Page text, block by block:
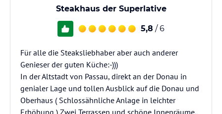
Steakhaus der Superlative
5,8 / 6
Für alle die Steaksliebhaber aber auch anderer
Genieser der guten Küche:-)))
In der Altstadt von Passau, direkt an der Donau in
genialer Lage und tollen Ausblick auf die Donau und
Oberhaus ( Schlossähnliche Anlage in leichter
Erhöhung ) Zwei Terrassen und schöne Innenräume.